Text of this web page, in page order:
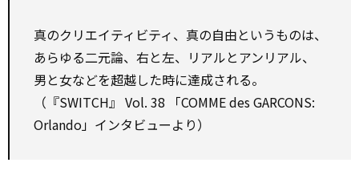
真のクリエイティビティ、真の自由というものは、
あらゆる二元論、右と左、リアルとアンリアル、
男と女などを超越した時に達成される。
（『SWITCH』 Vol. 38 「COMME des GARCONS:
Orlando」インタビューより）